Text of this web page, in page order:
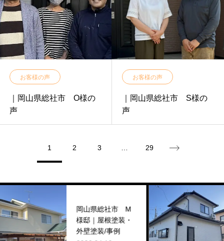
お客様の声
｜岡山県総社市 O様の
声
お客様の声
｜岡山県総社市 S様の
声
1 2 3 29
岡山県総社市 M
様邸｜屋根塗装・
外壁塗装/事例